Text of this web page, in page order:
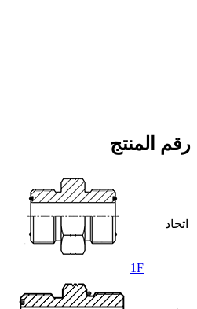
رقم المنتج
اتحاد
1F